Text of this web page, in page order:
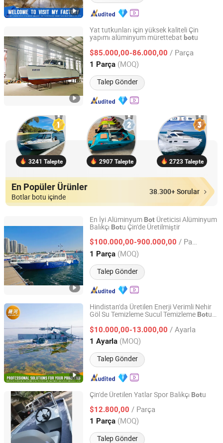
Yat tutkunları için yüksek kaliteli Çin
yapımı alüminyum mürettebat botu
$85.000,00-86.000,00 / Parça
1 Parça (MOQ)
Talep Gönder
Qingdao Dookyu Crown Marine Co., Ltd.
Shandong, China Fiyat 2024
3241 Talepte 2907 Talepte 2723 Talepte
En Popüler Ürünler
Botlar botu içinde
38.300+ Sorular
En İyi Alüminyum Bot Üreticisi Alüminyum
Balıkçı Botu Çin'de Üretilmiştir
$100.000,00-900.000,00 / Parça
1 Parça (MOQ)
Talep Gönder
Qingdao Yamane Ryu Yacht Manufacturing Co., Ltd.
Shandong, China Fiyat 2017
Hindistan'da Üretilen Enerji Verimli Nehir
Göl Su Temizleme Sucul Temizleme Botu
$10.000,00-13.000,00 / Ayarla
1 Ayarla (MOQ)
Talep Gönder
Weifang Shenghe Environmental Protection Machinery
Manufacturing Co., Ltd
Shandong, China
Çin'de Üretilen Yatlar Spor Balıkçı Botu
$12.800,00 / Parça
1 Parça (MOQ)
Talep Gönder
Aoki Group Logistic Equipment Co., Limited
Shandong, China Fiyat 2025